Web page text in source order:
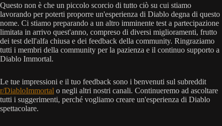
Questo non è che un piccolo scorcio di tutto ciò su cui stiamo
lavorando per poterti proporre un'esperienza di Diablo degna di questo
nome. Ci stiamo preparando a un altro imminente test a partecipazione
limitata in arrivo quest'anno, compreso di diversi miglioramenti, frutto
dei test dell'alfa chiusa e dei feedback della community. Ringraziamo
tutti i membri della community per la pazienza e il continuo supporto a
Diablo Immortal.
Le tue impressioni e il tuo feedback sono i benvenuti sul subreddit
r/DiabloImmortal o negli altri nostri canali. Continueremo ad ascoltare
tutti i suggerimenti, perché vogliamo creare un'esperienza di Diablo
spettacolare.